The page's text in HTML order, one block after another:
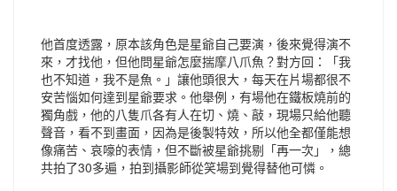
他首度透露，原本該角色是星爺自己要演，後來覺得演不
來，才找他，但他問星爺怎麼揣摩八爪魚？對方回：「我
也不知道，我不是魚。」讓他頭很大，每天在片場都很不
安苦惱如何達到星爺要求。他舉例，有場他在鐵板燒前的
獨角戲，他的八隻爪各有人在切、燒、敲，現場只給他聽
聲音，看不到畫面，因為是後製特效，所以他全都僅能想
像痛苦、哀嚎的表情，但不斷被星爺挑剔「再一次」，總
共拍了30多遍，拍到攝影師從笑場到覺得替他可憐。